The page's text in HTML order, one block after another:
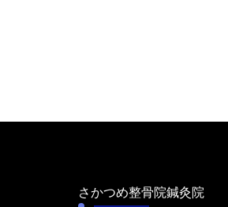
さかつめ整骨院鍼灸院